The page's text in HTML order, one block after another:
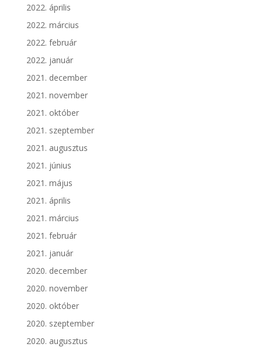
2022. április
2022. március
2022. február
2022. január
2021. december
2021. november
2021. október
2021. szeptember
2021. augusztus
2021. június
2021. május
2021. április
2021. március
2021. február
2021. január
2020. december
2020. november
2020. október
2020. szeptember
2020. augusztus